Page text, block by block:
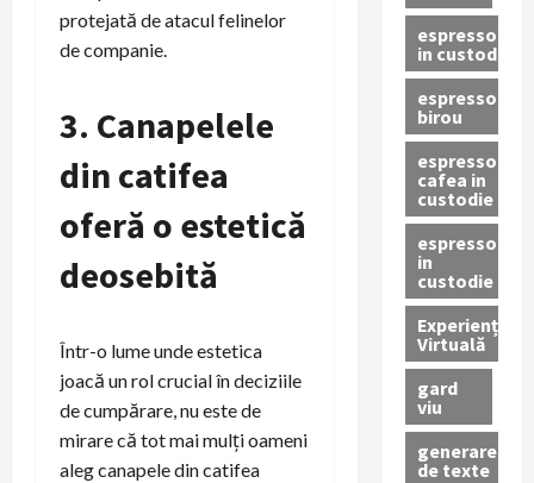
protejată de atacul felinelor
de companie.
3. Canapelele
din catifea
oferă o estetică
deosebită
Într-o lume unde estetica
joacă un rol crucial în deciziile
de cumpărare, nu este de
mirare că tot mai mulți oameni
aleg canapele din catifea
espressoare
in custodie
espressor
birou
espressor
cafea in
custodie
espressor
in
custodie
Experiență
Virtuală
gard
viu
generare
de texte